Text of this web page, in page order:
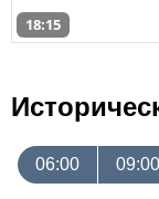
18:15
06:00 09:00